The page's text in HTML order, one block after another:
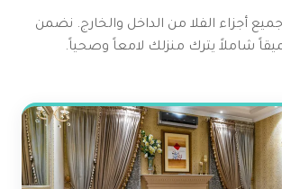
أجزاء الفلا من الداخل والخارج. نضمن
شاملاً يترك منزلك لامعاً وصحياً.